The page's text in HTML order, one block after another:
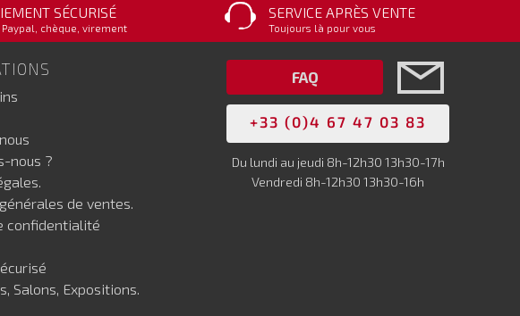
SÉCURISÉ
Paypal, chèque, virement
SERVICE APRÈS VENTE
Toujours là pour vous
nous ?
de ventes.
confidentialité
Salons, Expositions.
FAQ
+33 (0)4 67 47 03 83
Du lundi au jeudi 8h-12h30 13h30-17h
Vendredi 8h-12h30 13h30-16h